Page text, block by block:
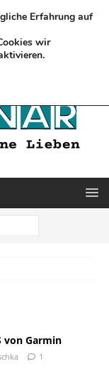
von Garmin
1
Erfahrung auf
wir